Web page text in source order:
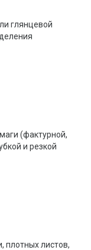
глянцевой
(фактурной,
и резкой
плотных листов,